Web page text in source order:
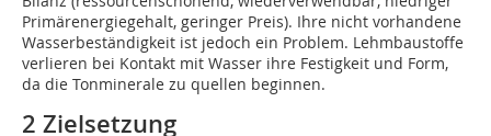
Primärenergiegehalt, geringer Preis). Ihre nicht vorhandene
Wasserbeständigkeit ist jedoch ein Problem. Lehmbaustoffe
verlieren bei Kontakt mit Wasser ihre Festigkeit und Form,
da die Tonminerale zu quellen beginnen.
2 Zielsetzung